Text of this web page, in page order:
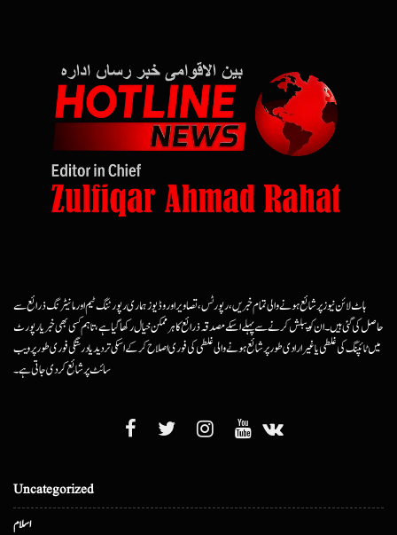
ہاٹ لائن نیوز پر شائع ہونے والی تمام خبریں، رپورٹس، تصاویر اور وڈیوز ہماری رپورٹنگ ٹیم اور مانیٹرنگ ذرائع سے
حاصل کی گئی ہیں۔ ان کو پبلش کرنے سے پہلے اسکے مصدقہ ذرائع کا ہرممکن خیال رکھا گیا ہے، تاہم کسی بھی خبر یا رپورٹ
میں ٹائپنگ کی غلطی یا غیرارادی طور پر شائع ہونے والی غلطی کی فوری اصلاح کرکے اسکی تردید یا درستگی فوری طور پر ویب
سائٹ پر شائع کردی جاتی ہے۔
Uncategorized
اسلام